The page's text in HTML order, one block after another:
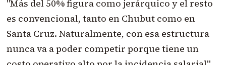
"Más del 50% figura como jerárquico y el resto
es convencional, tanto en Chubut como en
Santa Cruz. Naturalmente, con esa estructura
nunca va a poder competir porque tiene un